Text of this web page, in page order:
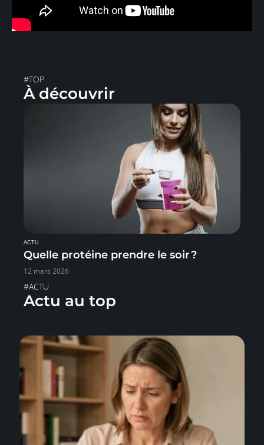
#TOP
À découvrir
ACTU
Quelle protéine prendre le soir ?
12 mars 2026
#ACTU
Actu au top